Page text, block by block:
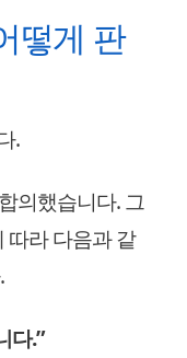
떻게 판
.
의했습니다. 그
따라 다음과 같
다.”